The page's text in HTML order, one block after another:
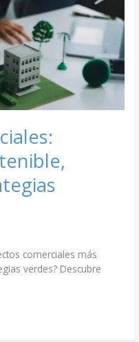
comerciales más
verdes? Descubre